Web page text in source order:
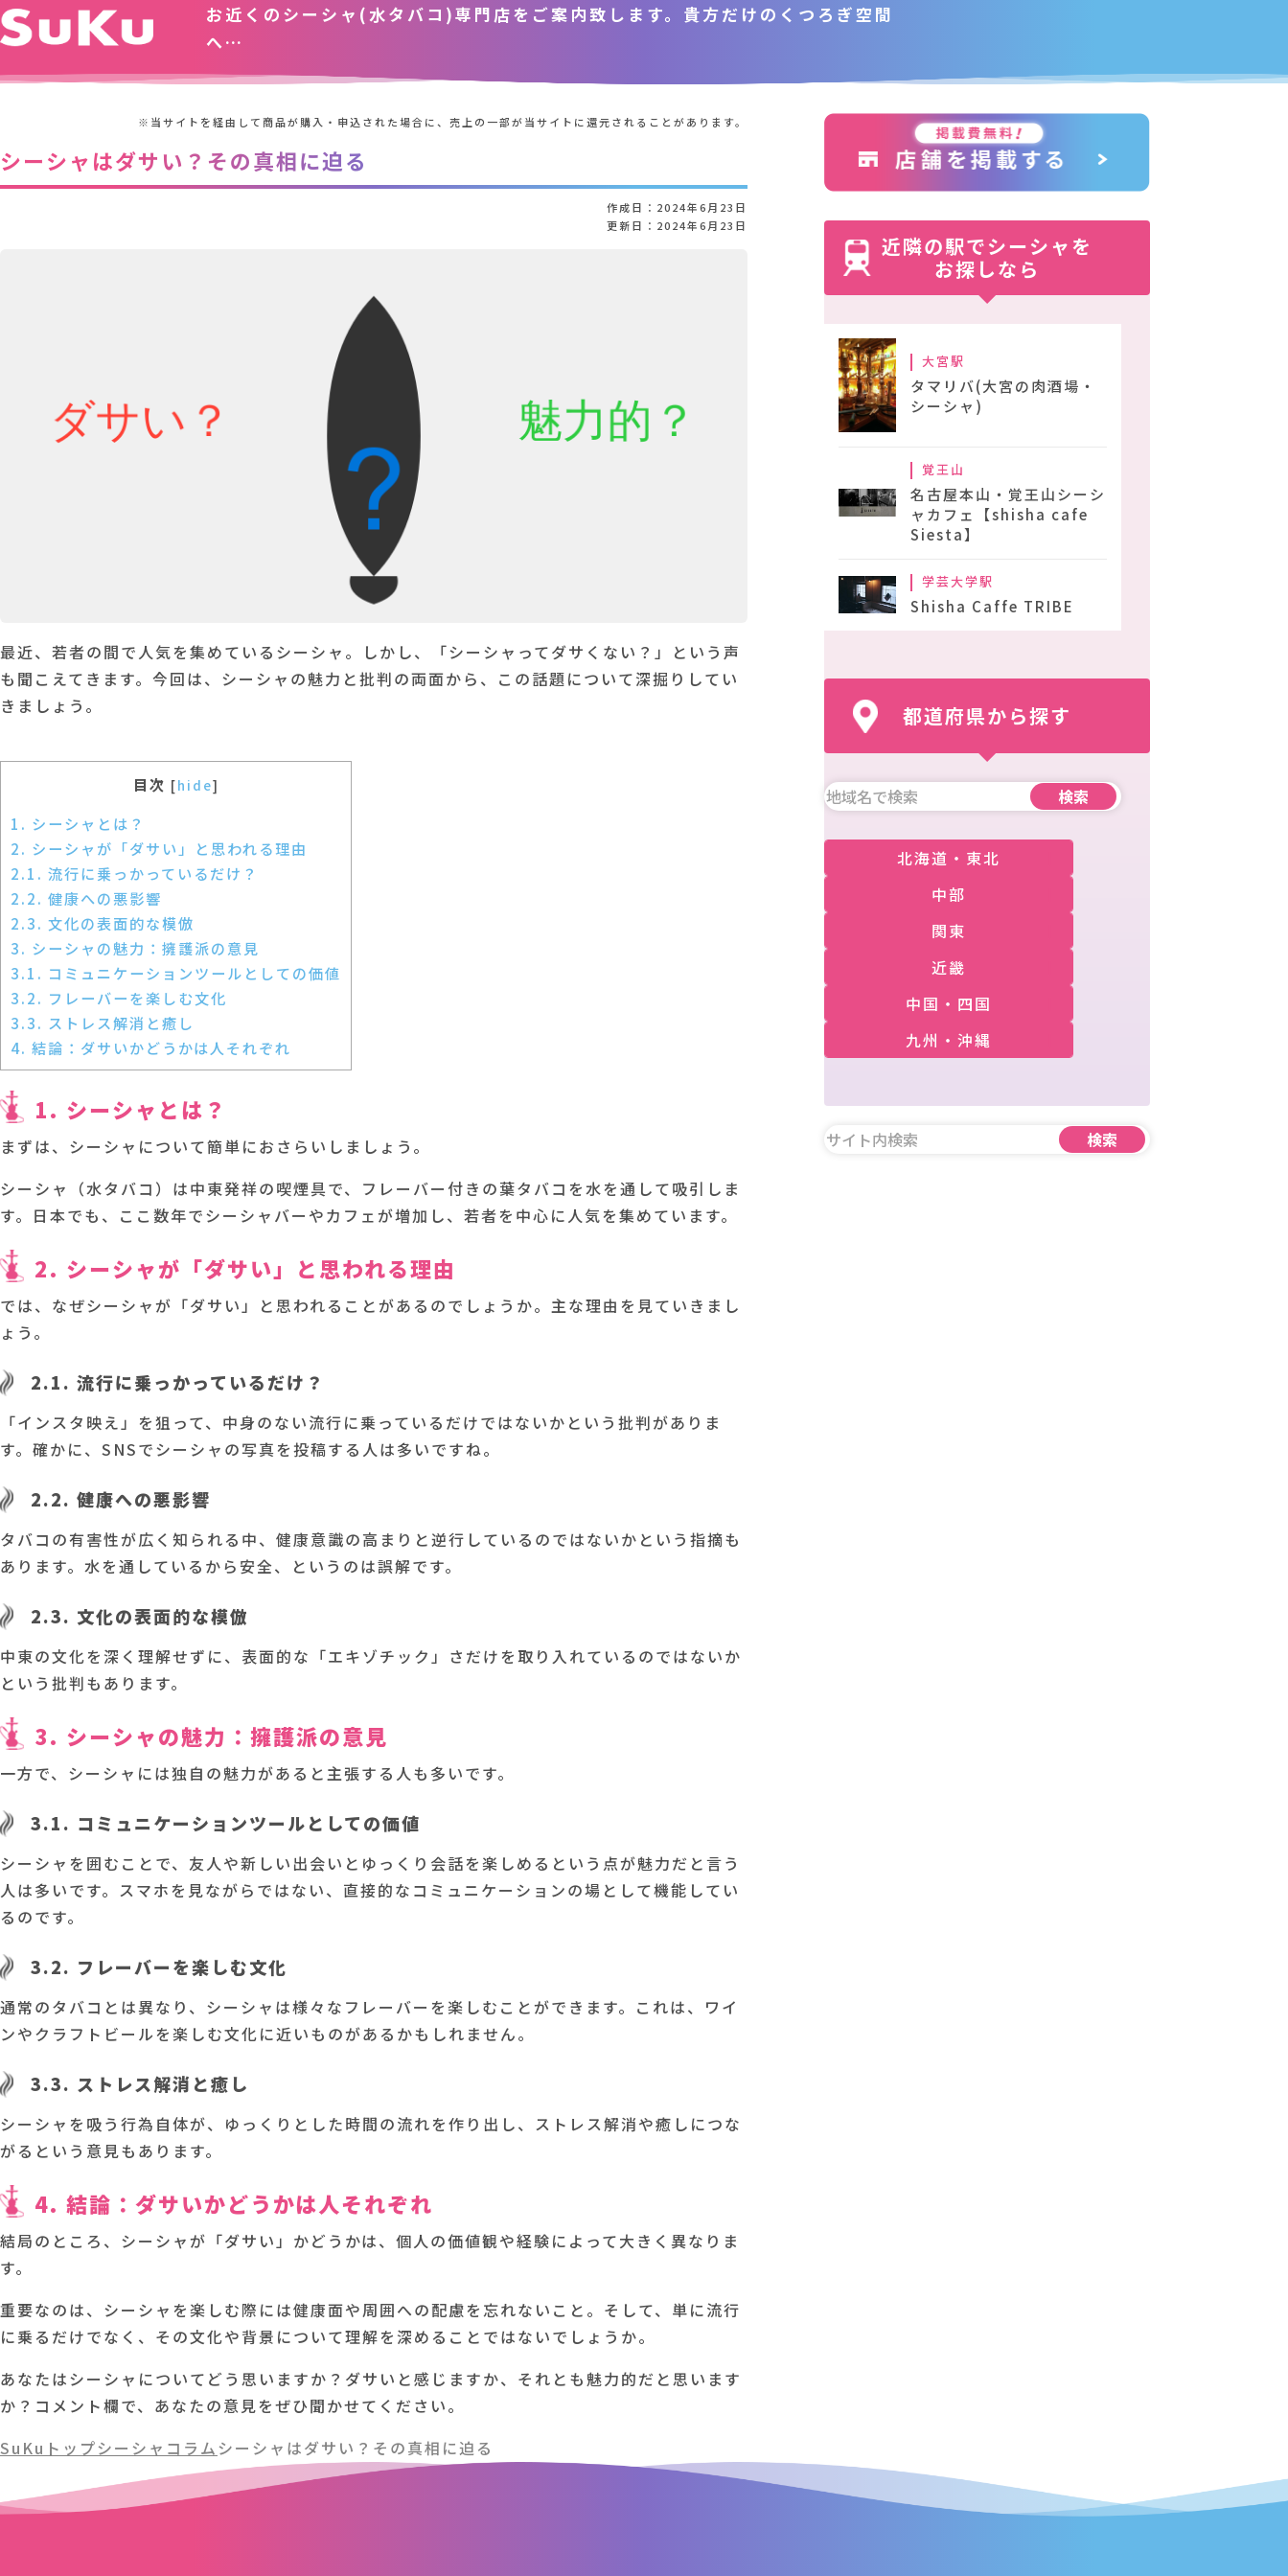
お近くのシーシャ(水タバコ)専門店をご案内致します。貴方だけのくつろぎ空間
へ…
※当サイトを経由して商品が購入・申込された場合に、 売上の一部が当サイトに還元されることがあります。
シーシャはダサい？その真相に迫る
作成日： 2024年6月23日
更新日： 2024年6月23日
最近、若者の間で人気を集めているシーシャ。しかし、「シーシャってダサくない？」という声
も聞こえてきます。今回は、シーシャの魅力と批判の両面から、この話題について深掘りしてい
きましょう。
目次 [hide]
1. シーシャとは？
2. シーシャが「ダサい」と思われる理由
2.1. 流行に乗っかっているだけ？
2.2. 健康への悪影響
2.3. 文化の表面的な模倣
3. シーシャの魅力：擁護派の意見
3.1. コミュニケーションツールとしての価値
3.2. フレーバーを楽しむ文化
3.3. ストレス解消と癒し
4. 結論：ダサいかどうかは人それぞれ
1. シーシャとは？
まずは、シーシャについて簡単におさらいしましょう。
シーシャ（水タバコ）は中東発祥の喫煙具で、フレーバー付きの葉タバコを水を通して吸引しま
す。日本でも、ここ数年でシーシャバーやカフェが増加し、若者を中心に人気を集めています。
2. シーシャが「ダサい」と思われる理由
では、なぜシーシャが「ダサい」と思われることがあるのでしょうか。主な理由を見ていきまし
ょう。
2.1. 流行に乗っかっているだけ？
「インスタ映え」を狙って、中身のない流行に乗っているだけではないかという批判がありま
す。確かに、SNSでシーシャの写真を投稿する人は多いですね。
2.2. 健康への悪影響
タバコの有害性が広く知られる中、健康意識の高まりと逆行しているのではないかという指摘も
あります。水を通しているから安全、というのは誤解です。
2.3. 文化の表面的な模倣
中東の文化を深く理解せずに、表面的な「エキゾチック」さだけを取り入れているのではないか
という批判もあります。
3. シーシャの魅力：擁護派の意見
一方で、シーシャには独自の魅力があると主張する人も多いです。
3.1. コミュニケーションツールとしての価値
シーシャを囲むことで、友人や新しい出会いとゆっくり会話を楽しめるという点が魅力だと言う
人は多いです。スマホを見ながらではない、直接的なコミュニケーションの場として機能してい
るのです。
3.2. フレーバーを楽しむ文化
通常のタバコとは異なり、シーシャは様々なフレーバーを楽しむことができます。これは、ワイ
ンやクラフトビールを楽しむ文化に近いものがあるかもしれません。
3.3. ストレス解消と癒し
シーシャを吸う行為自体が、ゆっくりとした時間の流れを作り出し、ストレス解消や癒しにつな
がるという意見もあります。
4. 結論：ダサいかどうかは人それぞれ
結局のところ、シーシャが「ダサい」かどうかは、個人の価値観や経験によって大きく異なりま
す。
重要なのは、シーシャを楽しむ際には健康面や周囲への配慮を忘れないこと。そして、単に流行
に乗るだけでなく、その文化や背景について理解を深めることではないでしょうか。
あなたはシーシャについてどう思いますか？ダサいと感じますか、それとも魅力的だと思います
か？コメント欄で、あなたの意見をぜひ聞かせてください。
近隣の駅でシーシャを
お探しなら
大宮駅
タマリバ(大宮の肉酒場・
シーシャ)
覚王山
名古屋本山・覚王山シーシ
ャカフェ【shisha cafe
Siesta】
学芸大学駅
Shisha Caffe TRIBE
都道府県から探す
北海道・東北
中部
関東
近畿
中国・四国
九州・沖縄
SuKuトップシーシャコラムシーシャはダサい？その真相に迫る